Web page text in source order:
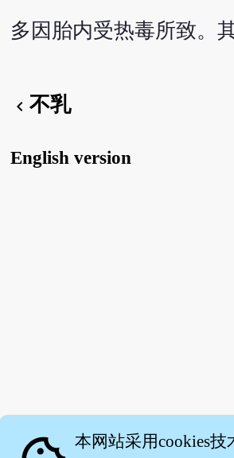
多因胎内受热毒所致。
chevron_left 不乳
English version
本网站采用cookies